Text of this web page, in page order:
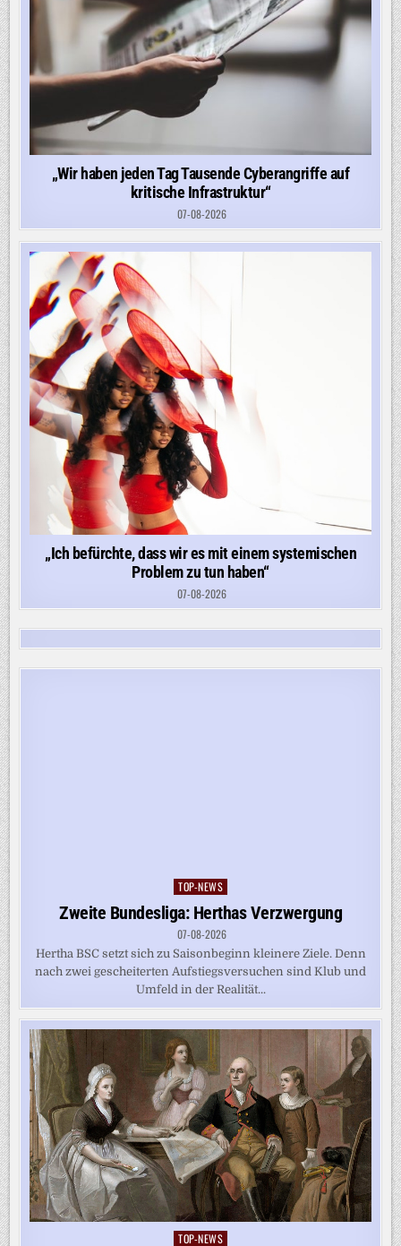
„Wir haben jeden Tag Tausende Cyberangriffe auf
kritische Infrastruktur“
07-08-2026
„Ich befürchte, dass wir es mit einem systemischen
Problem zu tun haben“
07-08-2026
Posted
TOP-NEWS
Zweite Bundesliga: Herthas Verzwergung
07-08-2026
Hertha BSC setzt sich zu Saisonbeginn kleinere Ziele. Denn
nach zwei gescheiterten Aufstiegsversuchen sind Klub und
Umfeld in der Realität...
Posted
TOP-NEWS